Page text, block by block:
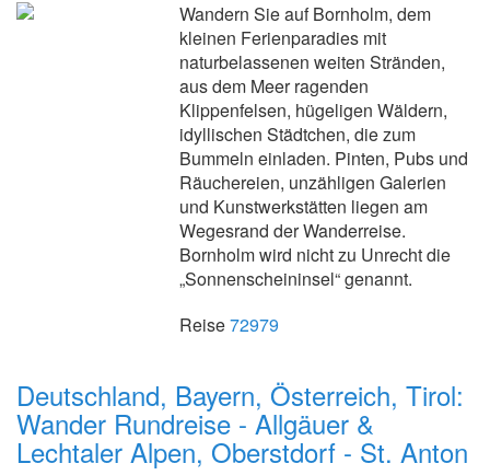
Wandern Sie auf Bornholm, dem
kleinen Ferienparadies mit
naturbelassenen weiten Stränden,
aus dem Meer ragenden
Klippenfelsen, hügeligen Wäldern,
idyllischen Städtchen, die zum
Bummeln einladen. Pinten, Pubs und
Räuchereien, unzähligen Galerien
und Kunstwerkstätten liegen am
Wegesrand der Wanderreise.
Bornholm wird nicht zu Unrecht die
„Sonnenscheininsel“ genannt.
Reise72979
Deutschland, Bayern, Österreich, Tirol:
Wander Rundreise - Allgäuer &
Lechtaler Alpen, Oberstdorf - St. Anton